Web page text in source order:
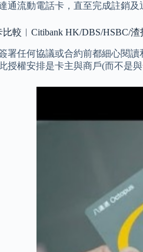
通流動電話卡，直至完成註銷
較︱Citibank HK/DBS/HSBC/
署任何協議或合約前都細心閱
授權安排是卡主與商戶(而不是